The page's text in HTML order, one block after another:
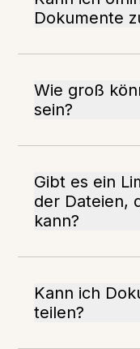
Dokumente
Wie groß
sein?
Gibt es ein
der Dateien,
kann?
Kann ich
teilen?